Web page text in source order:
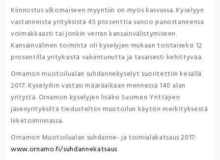
Kiinnostus ulkomaiseen myyntiin on myös kasvussa. Kyselyyn
vastanneista yrityksistä 45 prosenttia sanoo panostaneensa
voimakkaasti tai jonkin verran kansainvälistymiseen.
Kansainvälinen toiminta oli kyselyjen mukaan toistaiseksi 12
prosentilla yrityksistä vakiintunutta ja tasaisesti kehittyvää.
Ornamon muotoilualan suhdannekyselyt suoritettiin kesällä
2017. Kyselyihin vastasi määräaikaan mennessä 140 alan
yritystä. Ornamon kyselyjen lisäksi Suomen Yrittäjien
jäsenyrityksiltä tiedusteltiin muotoilun käytön merkityksestä
liiketoiminnassa.
Ornamon Muotoilualan suhdanne- ja toimialakatsaus 2017:
www.ornamo.fi/suhdannekatsaus